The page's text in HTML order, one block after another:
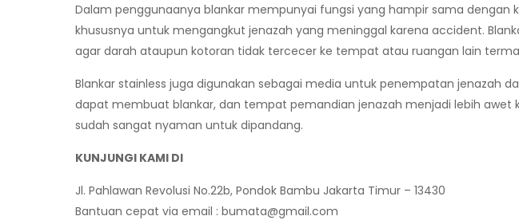
Dalam penggunaanya blankar mempunyai fungsi yang hampir sama
khususnya untuk mengangkut jenazah yang meninggal karena accident.
agar darah ataupun kotoran tidak tercecer ke tempat atau ruangan lain
Blankar stainless juga digunakan sebagai media untuk penempatan jenazah
dapat membuat blankar, dan tempat pemandian jenazah menjadi lebih awet
sudah sangat nyaman untuk dipandang.
KUNJUNGI KAMI DI
Jl. Pahlawan Revolusi No.22b, Pondok Bambu Jakarta Timur – 13430
Bantuan cepat via email : bumata@gmail.com